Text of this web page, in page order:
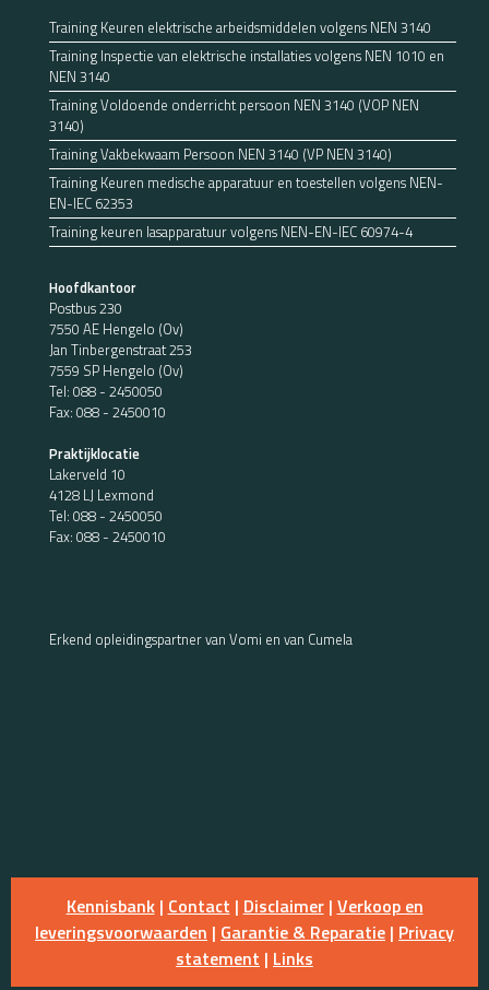
Training Keuren elektrische arbeidsmiddelen volgens NEN 3140
Training Inspectie van elektrische installaties volgens NEN 1010 en
NEN 3140
Training Voldoende onderricht persoon NEN 3140 (VOP NEN
3140)
Training Vakbekwaam Persoon NEN 3140 (VP NEN 3140)
Training Keuren medische apparatuur en toestellen volgens NEN-
EN-IEC 62353
Training keuren lasapparatuur volgens NEN-EN-IEC 60974-4
Hoofdkantoor
Postbus 230
7550 AE Hengelo (Ov)
Jan Tinbergenstraat 253
7559 SP Hengelo (Ov)
Tel: 088 - 2450050
Fax: 088 - 2450010
Praktijklocatie
Lakerveld 10
4128 LJ Lexmond
Tel: 088 - 2450050
Fax: 088 - 2450010
Erkend opleidingspartner van Vomi en van Cumela
Kennisbank| Contact | Disclaimer| Verkoop en
leveringsvoorwaarden | Garantie & Reparatie | Privacy
statement | Links